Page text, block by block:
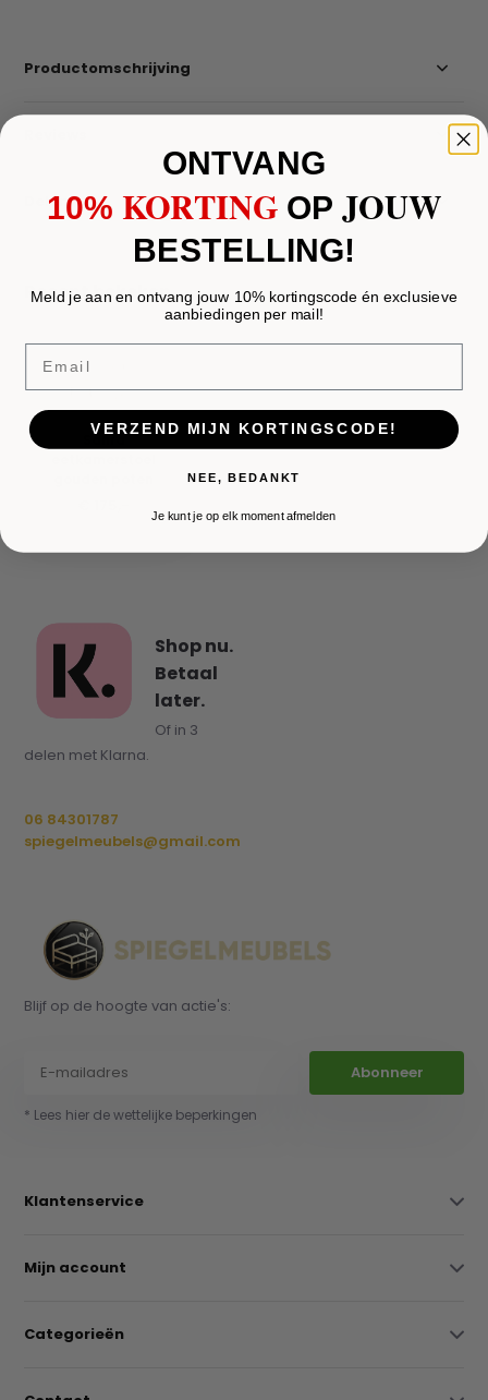
Productomschrijving
Delen
Recent bekeken
Sahra
Shop nu.
Betaal
later.
Of in 3
delen met Klarna.
06 84301787
spiegelmeubels@gmail.com
Blijf op de hoogte van actie's:
Abonneer
* Lees hier de wettelijke beperkingen
Klantenservice
Mijn account
Categorieën
ONTVANG
10% KORTING OPJOUW
BESTELLING!
Meld je aan en ontvang jouw 10% kortingscode én exclusieve
aanbiedingen per mail!
Email
VERZEND MIJN KORTINGSCODE!
NEE, BEDANKT
Je kunt je op elk moment afmelden